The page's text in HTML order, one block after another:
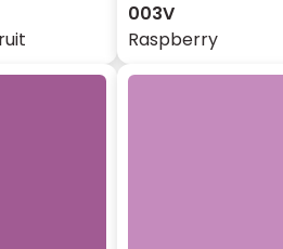
003V
Raspberry